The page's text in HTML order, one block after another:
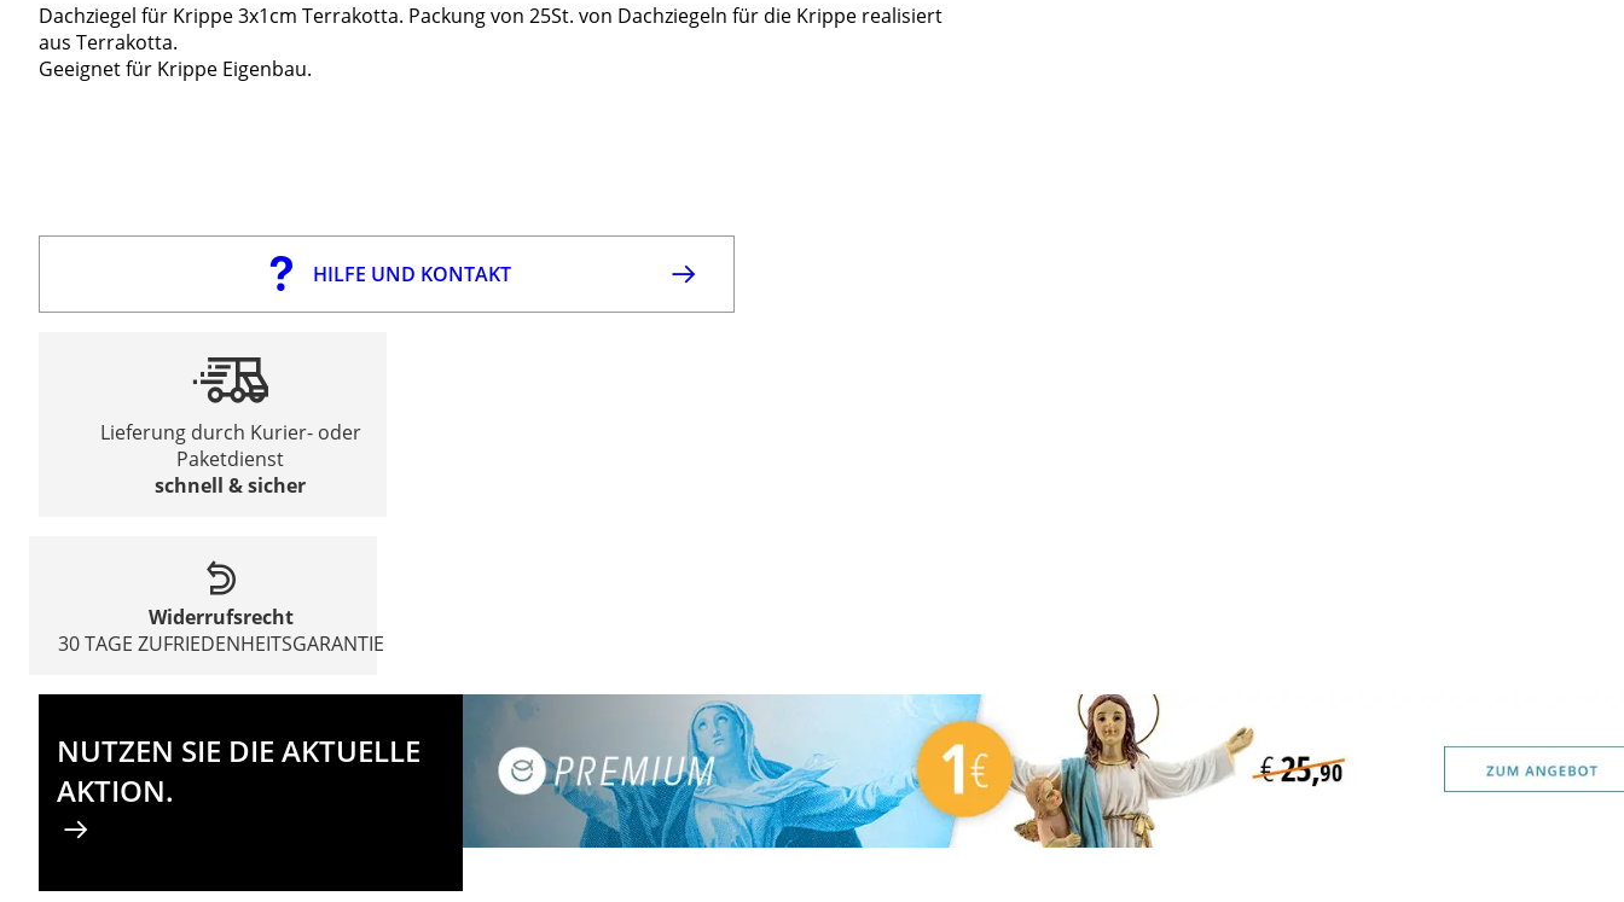
Dachziegel für Krippe 3x1cm Terrakotta. Packung von 25St. von Dachziegeln für die Krippe realisiert
aus Terrakotta.
Geeignet für Krippe Eigenbau.
HILFE UND KONTAKT
Lieferung durch Kurier- oder
Paketdienst
schnell & sicher
Widerrufsrecht
30 TAGE ZUFRIEDENHEITSGARANTIE
NUTZEN SIE DIE AKTUELLE
AKTION.